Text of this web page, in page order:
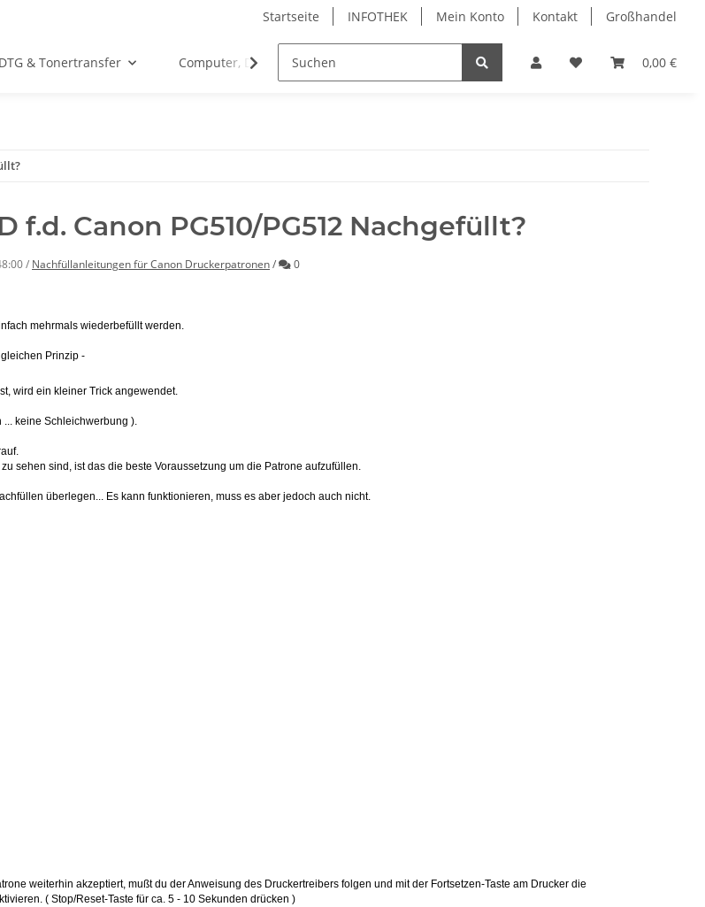
Startseite INFOTHEK Mein Konto Kontakt Großhandel
0,00 €
& Tonertransfer Computer, Drucker & Bürobedarf PVC Kartendrucker & Zubehör TiDis
f.d. Canon PG510/PG512 Nachgefüllt?
/ Nachfüllanleitungen für Canon Druckerpatronen/ Kommentare
0
mehrmals wiederbefüllt werden.
Prinzip -
wird ein kleiner Trick angewendet.
keine Schleichwerbung ).
sehen sind, ist das die beste Voraussetzung um die Patrone aufzufüllen.
überlegen... Es kann funktionieren, muss es aber jedoch auch nicht.
weiterhin akzeptiert, mußt du der Anweisung des Druckertreibers folgen und mit der Fortsetzen-Taste am Drucker die
( Stop/Reset-Taste für ca. 5 - 10 Sekunden drücken )